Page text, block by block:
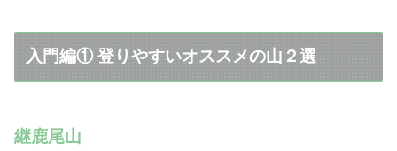
入門編① 登りやすいオススメの山２選
継鹿尾山